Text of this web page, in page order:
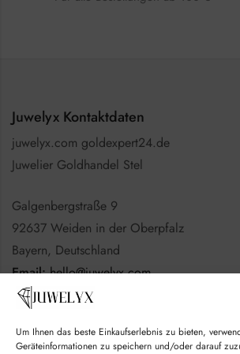
Um Ihnen das beste Einkaufserlebnis zu bieten,
Geräteinformationen zu speichern und/oder darauf
Juwelyx Kontaktdaten
juwelyx.com goldexpert24.de
Juwelier Goldhandel Stel
Galgenbergstraße 9
92637 Weiden in der Oberpfalz
Bayern, Deutschland
Email:hello@juwelyx.com
Nutzen Sie gerne das